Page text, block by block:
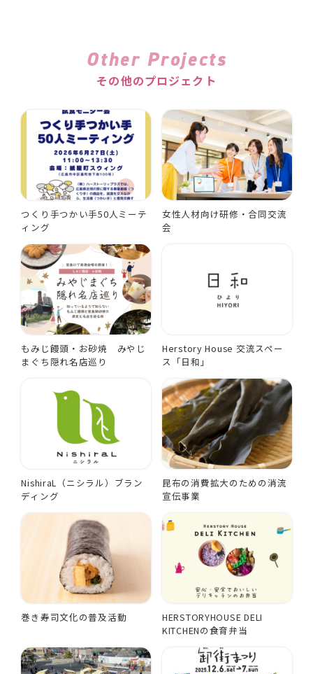
Other Projects
その他のプロジェクト
つくり手つかい手50人ミーテ
ィング
女性人材向け研修・合同交流
会
もみじ饅頭・お砂焼 みやじ
まぐち隠れ名店巡り
Herstory House 交流スペー
ス「日和」
NishiraL（ニシラル）ブラン
ディング
昆布の消費拡大のための消流
宣伝事業
巻き寿司文化の普及活動
HERSTORYHOUSE DELI
KITCHENの食育弁当